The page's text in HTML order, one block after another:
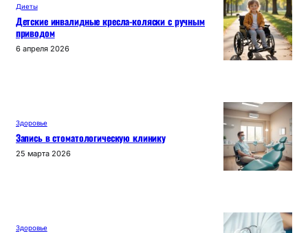
p
p
m
a в
Диеты
Детские инвалидные кресла-коляски с ручным
приводом
6 апреля 2026
Здоровье
Запись в стоматологическую клинику
25 марта 2026
Здоровье